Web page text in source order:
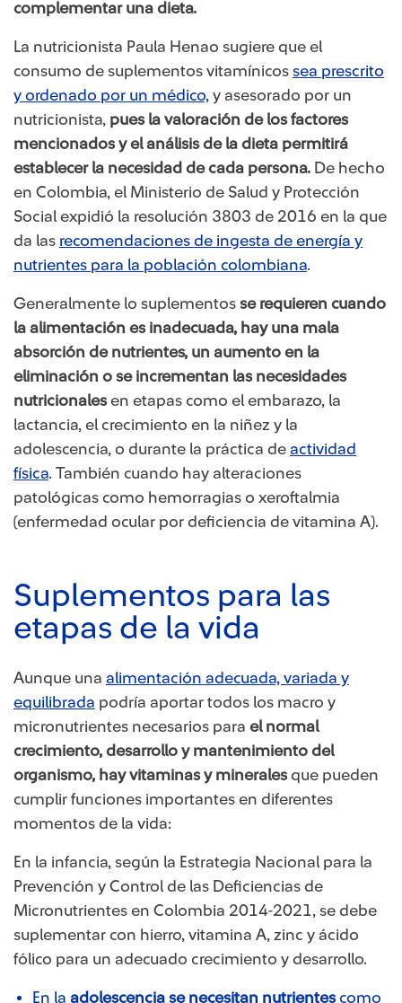
complementar una dieta.
La nutricionista Paula Henao sugiere que el
consumo de suplementos vitamínicos sea prescrito
y ordenado por un médico, y asesorado por un
nutricionista, pues la valoración de los factores
mencionados y el análisis de la dieta permitirá
establecer la necesidad de cada persona. De hecho
en Colombia, el Ministerio de Salud y Protección
Social expidió la resolución 3803 de 2016 en la que
da las recom​endaciones de ingesta de energía y
nutrientes para la población colombiana.
Generalmente lo suplementos se requieren cuando
la alimentación es inadecuada, hay una mala
absorción de nutrientes, un aumento en la
eliminación o se incrementan las necesidades
nutricionalesen etapas como el embarazo, la
lactancia, el crecimiento en la niñez y la
adolescencia, o durante la práctica de actividad
física​. También cuando hay alteraciones
patológicas como hemorragias o xeroftalmia
(enfermedad ocular por deficiencia de vitamina A).
Suplementos para las
etapas de la vida
Aunque una alimentación adecuada, variada y
equilibrada podría aportar todos los macro y
micronutrientes necesarios para el normal
crecimiento, desarrollo y mantenimiento del
organismo, hay vitaminas y mineralesque pueden
cumplir funciones importantes en diferentes
momentos de la vida:
En la infancia, según la Estrategia Nacional pa​ra la
Prevención y Control de las Deficiencias de
Micronutrientes en Colombia 2014-2021, se debe
suplementar con hierro, vitamina A, zinc y ácido
fólico para un adecuado crecimiento y desarrollo.
En la adolescencia se necesitan nutrientescomo